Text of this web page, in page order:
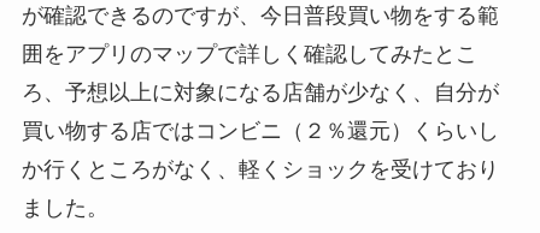
が確認できるのですが、今日普段買い物をする範
囲をアプリのマップで詳しく確認してみたとこ
ろ、予想以上に対象になる店舗が少なく、自分が
買い物する店ではコンビニ（２％還元）くらいし
か行くところがなく、軽くショックを受けており
ました。